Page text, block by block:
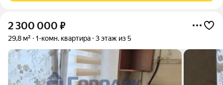
2 300 000 ₽
29,8 м² 1-комн. квартира 3 этаж из 5